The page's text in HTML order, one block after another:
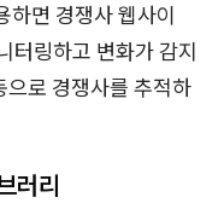
하면 경쟁사 웹사이
터링하고 변화가 감지
로 경쟁사를 추적하
러리